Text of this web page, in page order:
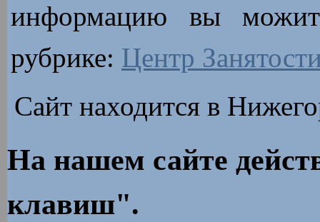
информацию вы
рубрике: Центр
Сайт находится в
На нашем сайте
клавиш".